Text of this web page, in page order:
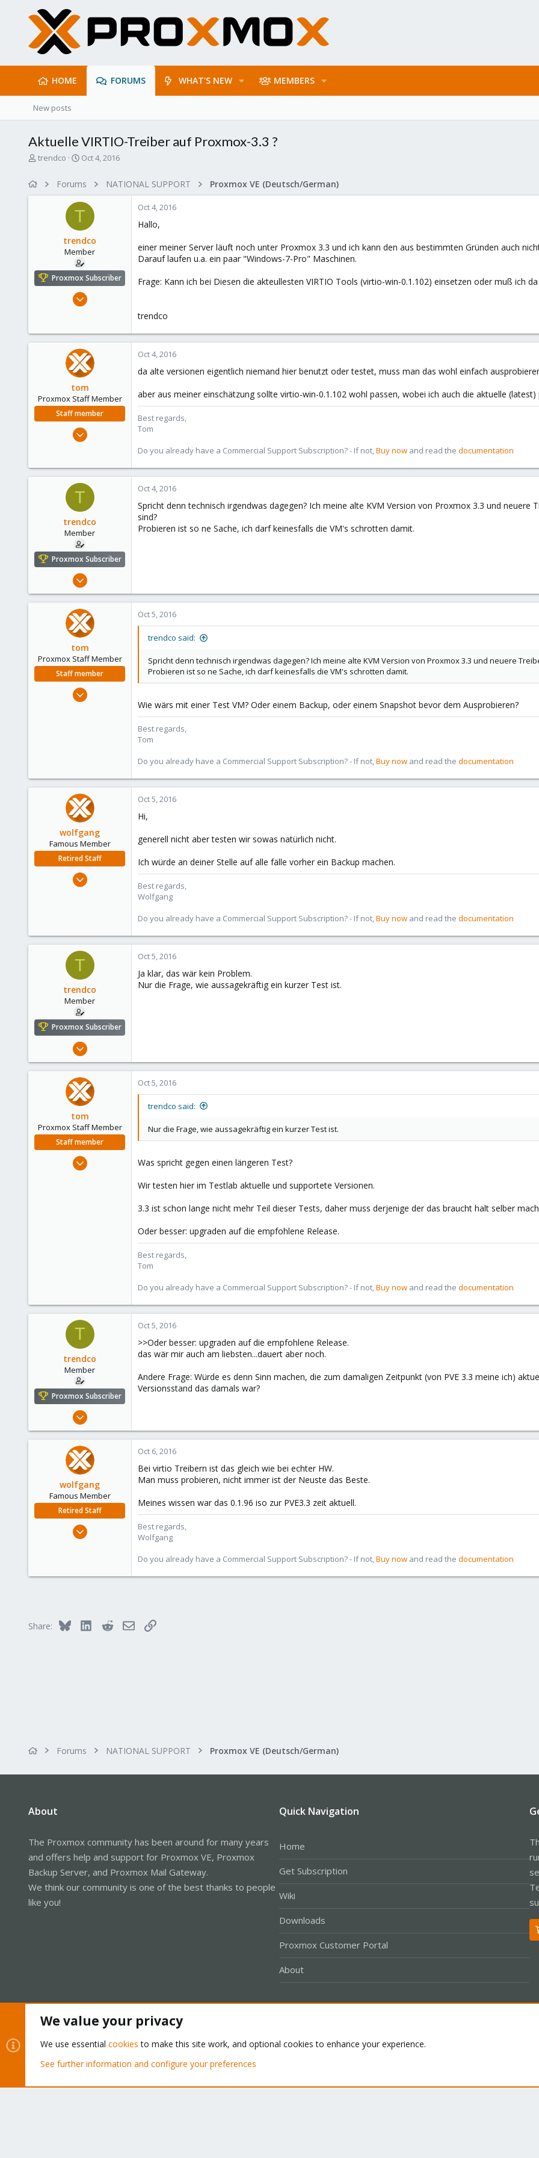
HOME FORUMS WHAT'S NEW MEMBERS
New posts
Aktuelle VIRTIO-Treiber auf Proxmox-3.3 ?
T
e
r
trendco
S
r
t
d
t
e
Oct 4, 2016
Forums NATIONAL SUPPORT Proxmox VE (Deutsch/German)
T
trendco
Member
Proxmox Subscriber
Oct 4, 2016
Hallo,
einer meiner Server läuft noch unter Proxmox 3.3 und ich kann den aus bestimmten Gründen auch
Darauf laufen u.a. ein paar "Windows-7-Pro" Maschinen.
Frage: Kann ich bei Diesen die akteullesten VIRTIO Tools (virtio-win-0.1.102) einsetzen oder muß ich
trendco
tom
Proxmox Staff Member
Staff member
Aug 29, 2006
273
Oct 4, 2016
da alte versionen eigentlich niemand hier benutzt oder testet, muss man das wohl einfach
aber aus meiner einschätzung sollte virtio-win-0.1.102 wohl passen, wobei ich auch die aktuelle
Best regards,
Tom
Do you already have a Commercial Support Subscription? - If not,Buy now and read the documentation
T
trendco
Member
Proxmox Subscriber
2
Oct 4, 2016
Spricht denn technisch irgendwas dagegen? Ich meine alte KVM Version von Proxmox 3.3 und neuere
sind?
Probieren ist so ne Sache, ich darf keinesfalls die VM's schrotten damit.
tom
Proxmox Staff Member
Staff member
Aug 29, 2006
Oct 5, 2016
trendco said:
Spricht denn technisch irgendwas dagegen? Ich meine alte KVM Version von Proxmox 3.3 und neuere
Probieren ist so ne Sache, ich darf keinesfalls die VM's schrotten damit.
Wie wärs mit einer Test VM? Oder einem Backup, oder einem Snapshot bevor dem Ausprobieren?
Best regards,
Tom
Do you already have a Commercial Support Subscription? - If not,Buy now and read the documentation
wolfgang
Famous Member
Retired Staff
Oct 1, 2014
Oct 5, 2016
Hi,
generell nicht aber testen wir sowas natürlich nicht.
Ich würde an deiner Stelle auf alle fälle vorher ein Backup machen.
Best regards,
Wolfgang
Do you already have a Commercial Support Subscription? - If not,Buy now and read the documentation
T
trendco
Member
Proxmox Subscriber
2
Oct 5, 2016
Ja klar, das wär kein Problem.
Nur die Frage, wie aussagekräftig ein kurzer Test ist.
tom
Proxmox Staff Member
Staff member
Aug 29, 2006
Oct 5, 2016
trendco said:
Nur die Frage, wie aussagekräftig ein kurzer Test ist.
Was spricht gegen einen längeren Test?
Wir testen hier im Testlab aktuelle und supportete Versionen.
3.3 ist schon lange nicht mehr Teil dieser Tests, daher muss derjenige der das braucht halt selber
Oder besser: upgraden auf die empfohlene Release.
Best regards,
Tom
Do you already have a Commercial Support Subscription? - If not, Buy now and read the documentation
T
trendco
Member
Proxmox Subscriber
2
Oct 5, 2016
>>Oder besser: upgraden auf die empfohlene Release.
das wär mir auch am liebsten...dauert aber noch.
Andere Frage: Würde es denn Sinn machen, die zum damaligen Zeitpunkt (von PVE 3.3 meine ich)
Versionsstand das damals war?
wolfgang
Famous Member
Retired Staff
Oct 1, 2014
Oct 6, 2016
Bei virtio Treibern ist das gleich wie bei echter HW.
Man muss probieren, nicht immer ist der Neuste das Beste.
Meines wissen war das 0.1.96 iso zur PVE3.3 zeit aktuell.
Best regards,
Wolfgang
Do you already have a Commercial Support Subscription? - If not,Buy now and read the documentation
Share: Bluesky LinkedInRedditEmailLink
Forums NATIONAL SUPPORT Proxmox VE (Deutsch/German)
About
The Proxmox community has been around for many years
and offers help and support for Proxmox VE, Proxmox
Backup Server, and Proxmox Mail Gateway.
We think our community is one of the best thanks to people
like you!
Quick Navigation
Home
Get Subscription
Wiki
Downloads
Proxmox Customer Portal
About
Community platform by XenForo® © 2010-2026 XenForo Ltd.
We value your privacy
We use essential cookies to make this site work, and optional cookies to enhance your experience.
See further information and configure your preferences